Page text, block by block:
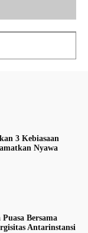
3 Kebiasaan
Nyawa
Bersama
Antarinstansi